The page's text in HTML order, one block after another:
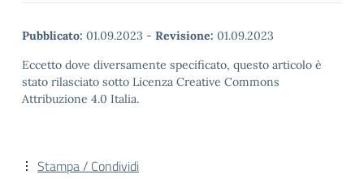
Pubblicato: 01.09.2023 - Revisione: 01.09.2023
Eccetto dove diversamente specificato, questo articolo è
stato rilasciato sotto Licenza Creative Commons
Attribuzione 4.0 Italia.
Stampa / Condividi